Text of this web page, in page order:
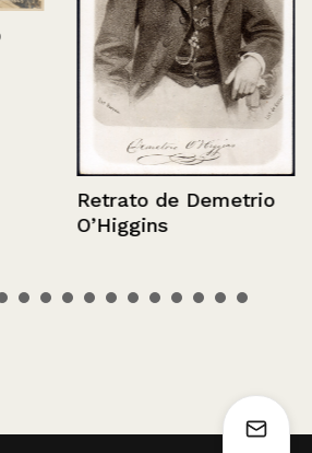
Retrato de Demetrio
O’Higgins